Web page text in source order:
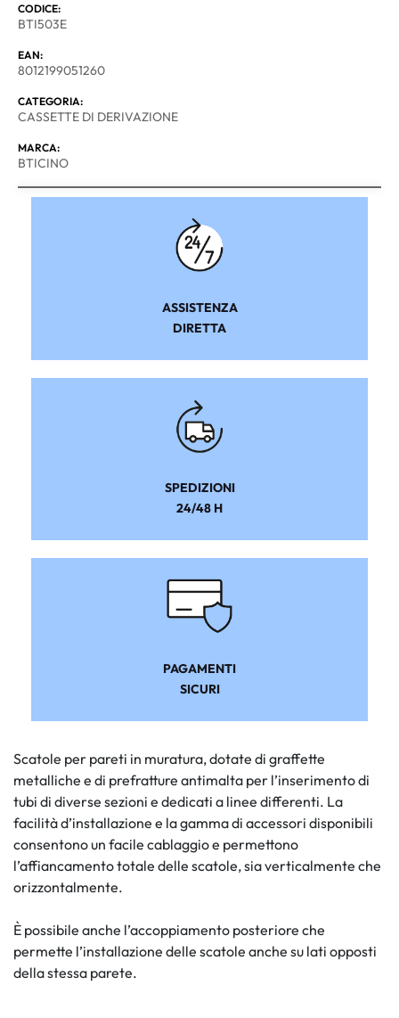
CODICE:
BTI503E
EAN:
8012199051260
CATEGORIA:
CASSETTE DI DERIVAZIONE
MARCA:
BTICINO
ASSISTENZA
DIRETTA
SPEDIZIONI
24/48 H
PAGAMENTI
SICURI
Scatole per pareti in muratura, dotate di graffette
metalliche e di prefratture antimalta per l’inserimento di
tubi di diverse sezioni e dedicati a linee differenti. La
facilità d’installazione e la gamma di accessori disponibili
consentono un facile cablaggio e permettono
l’affiancamento totale delle scatole, sia verticalmente che
orizzontalmente.
È possibile anche l’accoppiamento posteriore che
permette l’installazione delle scatole anche su lati opposti
della stessa parete.